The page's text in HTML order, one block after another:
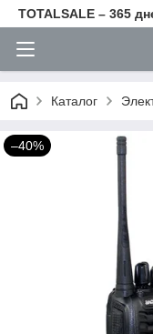
TOTALSALE – 365
Каталог
–40%